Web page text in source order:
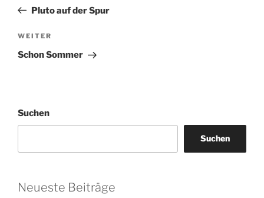
Beitrag
Pluto auf der Spur
Nächster
Beitrag
WEITER
Schon Sommer
Suchen
Suchen
Neueste Beiträge